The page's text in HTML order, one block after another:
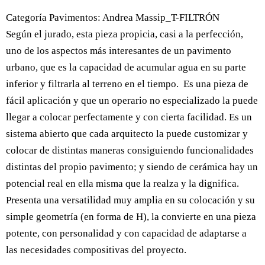
Categoría Pavimentos: Andrea Massip_T-FILTRÓN
Según el jurado, esta pieza propicia, casi a la perfección,
uno de los aspectos más interesantes de un pavimento
urbano, que es la capacidad de acumular agua en su parte
inferior y filtrarla al terreno en el tiempo. Es una pieza de
fácil aplicación y que un operario no especializado la puede
llegar a colocar perfectamente y con cierta facilidad. Es un
sistema abierto que cada arquitecto la puede customizar y
colocar de distintas maneras consiguiendo funcionalidades
distintas del propio pavimento; y siendo de cerámica hay un
potencial real en ella misma que la realza y la dignifica.
Presenta una versatilidad muy amplia en su colocación y su
simple geometría (en forma de H), la convierte en una pieza
potente, con personalidad y con capacidad de adaptarse a
las necesidades compositivas del proyecto.